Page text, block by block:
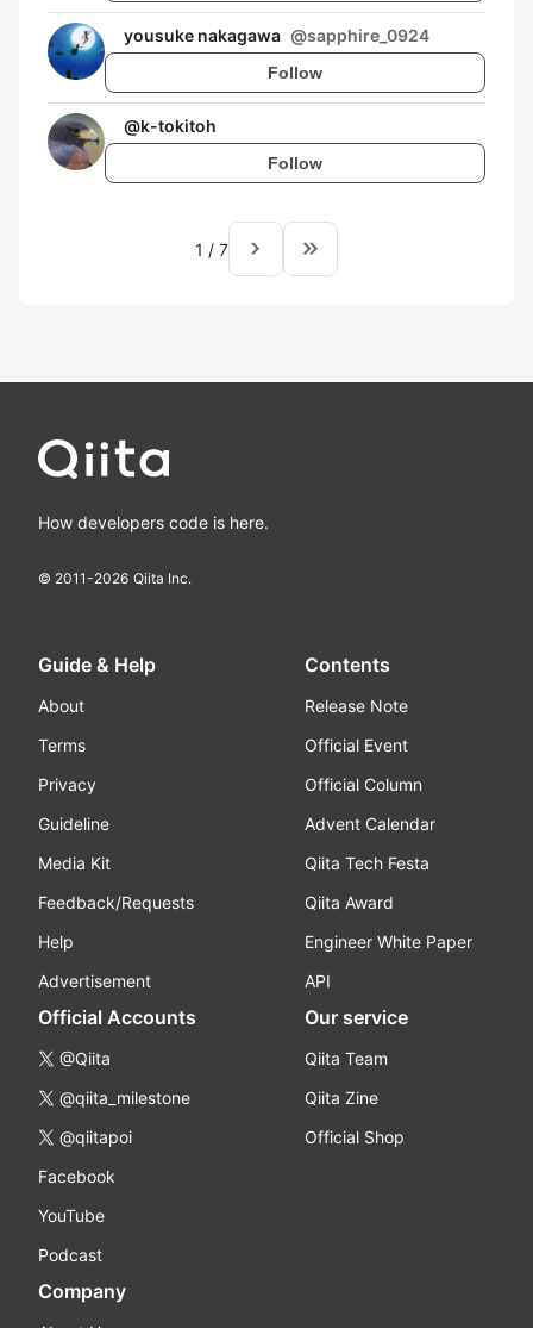
yousuke nakagawa @sapphire_0924
Follow
@k-tokitoh
Follow
1 / 7 navigate_next keyboard_double_arrow_right
How developers code is here.
© 2011-2026 Qiita Inc.
Guide & Help
About
Terms
Privacy
Guideline
Media Kit
Feedback/Requests
Help
Advertisement
Contents
Release Note
Official Event
Official Column
Advent Calendar
Qiita Tech Festa
Qiita Award
Engineer White Paper
API
Official Accounts
@Qiita
@qiita_milestone
@qiitapoi
Facebook
YouTube
Podcast
Our service
Qiita Team
Qiita Zine
Official Shop
Company